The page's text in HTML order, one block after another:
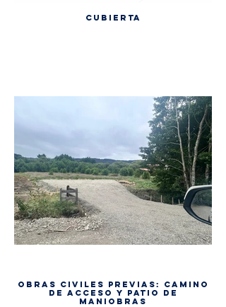
CUBIERTA
Obras civiles previas: camino
de acceso y patio de
maniobras